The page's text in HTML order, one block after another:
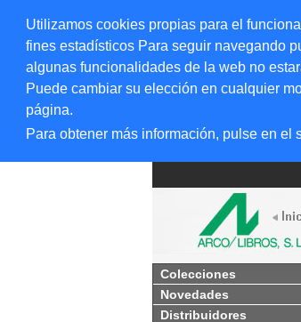
Utilizamos cookies propias para el
fines estadísticos Para seguir navegando
algunas funcionalidades de la web no
Puede cambiar su elección en cualquier
página.
Para obtener más información, pulse en el
Colecciones
Novedades
Distribuidores